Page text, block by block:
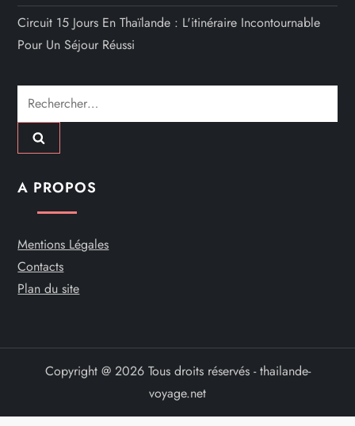
Circuit 15 Jours En Thaïlande : L'itinéraire Incontournable
Pour Un Séjour Réussi
Rechercher :
A PROPOS
Mentions Légales
Contacts
Plan du site
Copyright @ 2026 Tous droits réservés - thailande-
voyage.net